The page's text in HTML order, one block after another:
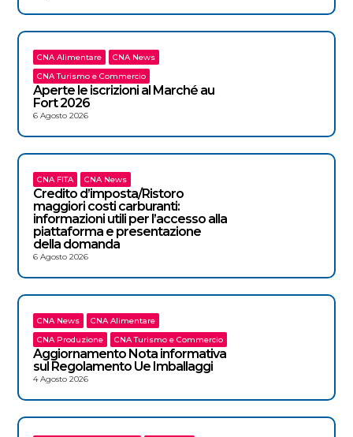
CNA Alimentare
CNA News
CNA Turismo e Commercio
Aperte le iscrizioni al Marché au
Fort 2026
6 Agosto 2026
CNA FITA CNA News
Credito d’imposta/Ristoro
maggiori costi carburanti:
informazioni utili per l’accesso alla
piattaforma e presentazione
della domanda
6 Agosto 2026
CNA News
CNA Alimentare
CNA Produzione
CNA Turismo e Commercio
Aggiornamento Nota informativa
sul Regolamento Ue Imballaggi
4 Agosto 2026